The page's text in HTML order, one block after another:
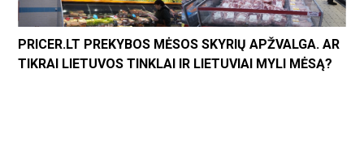
PRICER.LT PREKYBOS MĖSOS SKYRIŲ APŽVALGA. AR
TIKRAI LIETUVOS TINKLAI IR LIETUVIAI MYLI MĖSĄ?